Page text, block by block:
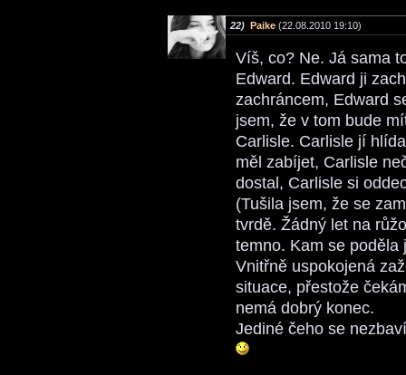
22) Paike (22.08.2010 19:10)
Víš, co? Ne. Já sama
Edward. Edward ji
zachráncem, Edward
jsem, že v tom bude
Carlisle. Carlisle jí
měl zabíjet, Carlisle
dostal, Carlisle si
(Tušila jsem, že se
tvrdě. Žádný let na
temno. Kam se poděla
Vnitřně uspokojená
situace, přestože
nemá dobrý konec.
Jediné čeho se